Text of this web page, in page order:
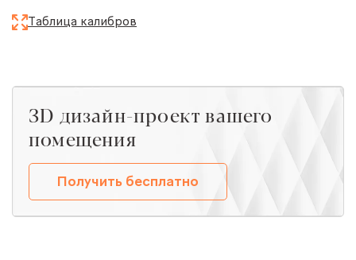
Таблица калибров
ЗD дизайн-проект вашего
помещения
Получить бесплатно